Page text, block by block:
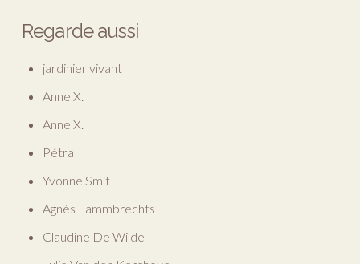
Regarde aussi
jardinier vivant
Anne X.
Anne X.
Pétra
Yvonne Smit
Agnès Lammbrechts
Claudine De Wilde